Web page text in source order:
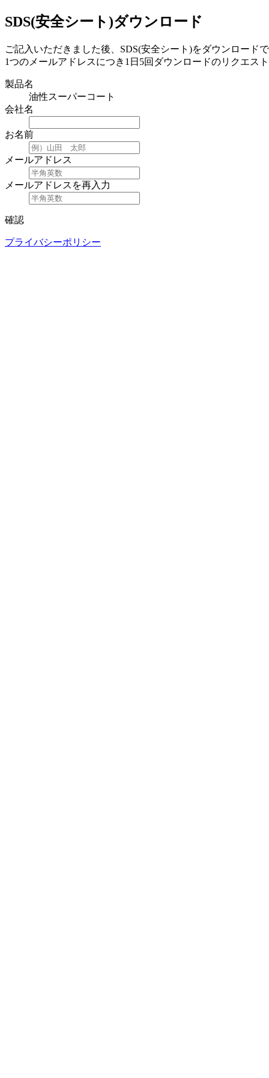
SDS(安全シート)ダウンロード
ご記入いただきました後、SDS(安全シート)をダウンロード
1つのメールアドレスにつき1日5回ダウンロードのリクエス
製品名
油性スーパーコート
会社名
お名前
メールアドレス
メールアドレスを再入力
確認
プライバシーポリシー